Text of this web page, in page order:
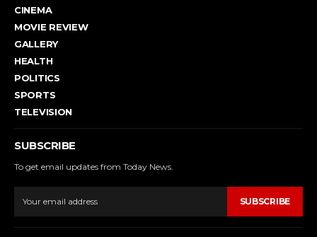
CINEMA
MOVIE REVIEW
GALLERY
HEALTH
POLITICS
SPORTS
TELEVISION
SUBSCRIBE
To get email updates from Today News.
SUBSCRIBE